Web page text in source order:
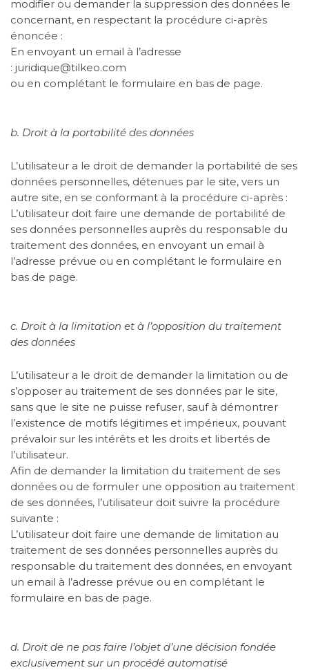
modifier ou demander la suppression des données le
concernant, en respectant la procédure ci-après
énoncée :
En envoyant un email à l’adresse
: juridique@tilkeo.com
ou en complétant le formulaire en bas de page.
b. Droit à la portabilité des données
L’utilisateur a le droit de demander la portabilité de ses
données personnelles, détenues par le site, vers un
autre site, en se conformant à la procédure ci-après :
L’utilisateur doit faire une demande de portabilité de
ses données personnelles auprès du responsable du
traitement des données, en envoyant un email à
l’adresse prévue ou en complétant le formulaire en
bas de page.
c. Droit à la limitation et à l’opposition du traitement
des données
L’utilisateur a le droit de demander la limitation ou de
s’opposer au traitement de ses données par le site,
sans que le site ne puisse refuser, sauf à démontrer
l’existence de motifs légitimes et impérieux, pouvant
prévaloir sur les intérêts et les droits et libertés de
l’utilisateur.
Afin de demander la limitation du traitement de ses
données ou de formuler une opposition au traitement
de ses données, l’utilisateur doit suivre la procédure
suivante :
L’utilisateur doit faire une demande de limitation au
traitement de ses données personnelles auprès du
responsable du traitement des données, en envoyant
un email à l’adresse prévue ou en complétant le
formulaire en bas de page.
d. Droit de ne pas faire l’objet d’une décision fondée
exclusivement sur un procédé automatisé